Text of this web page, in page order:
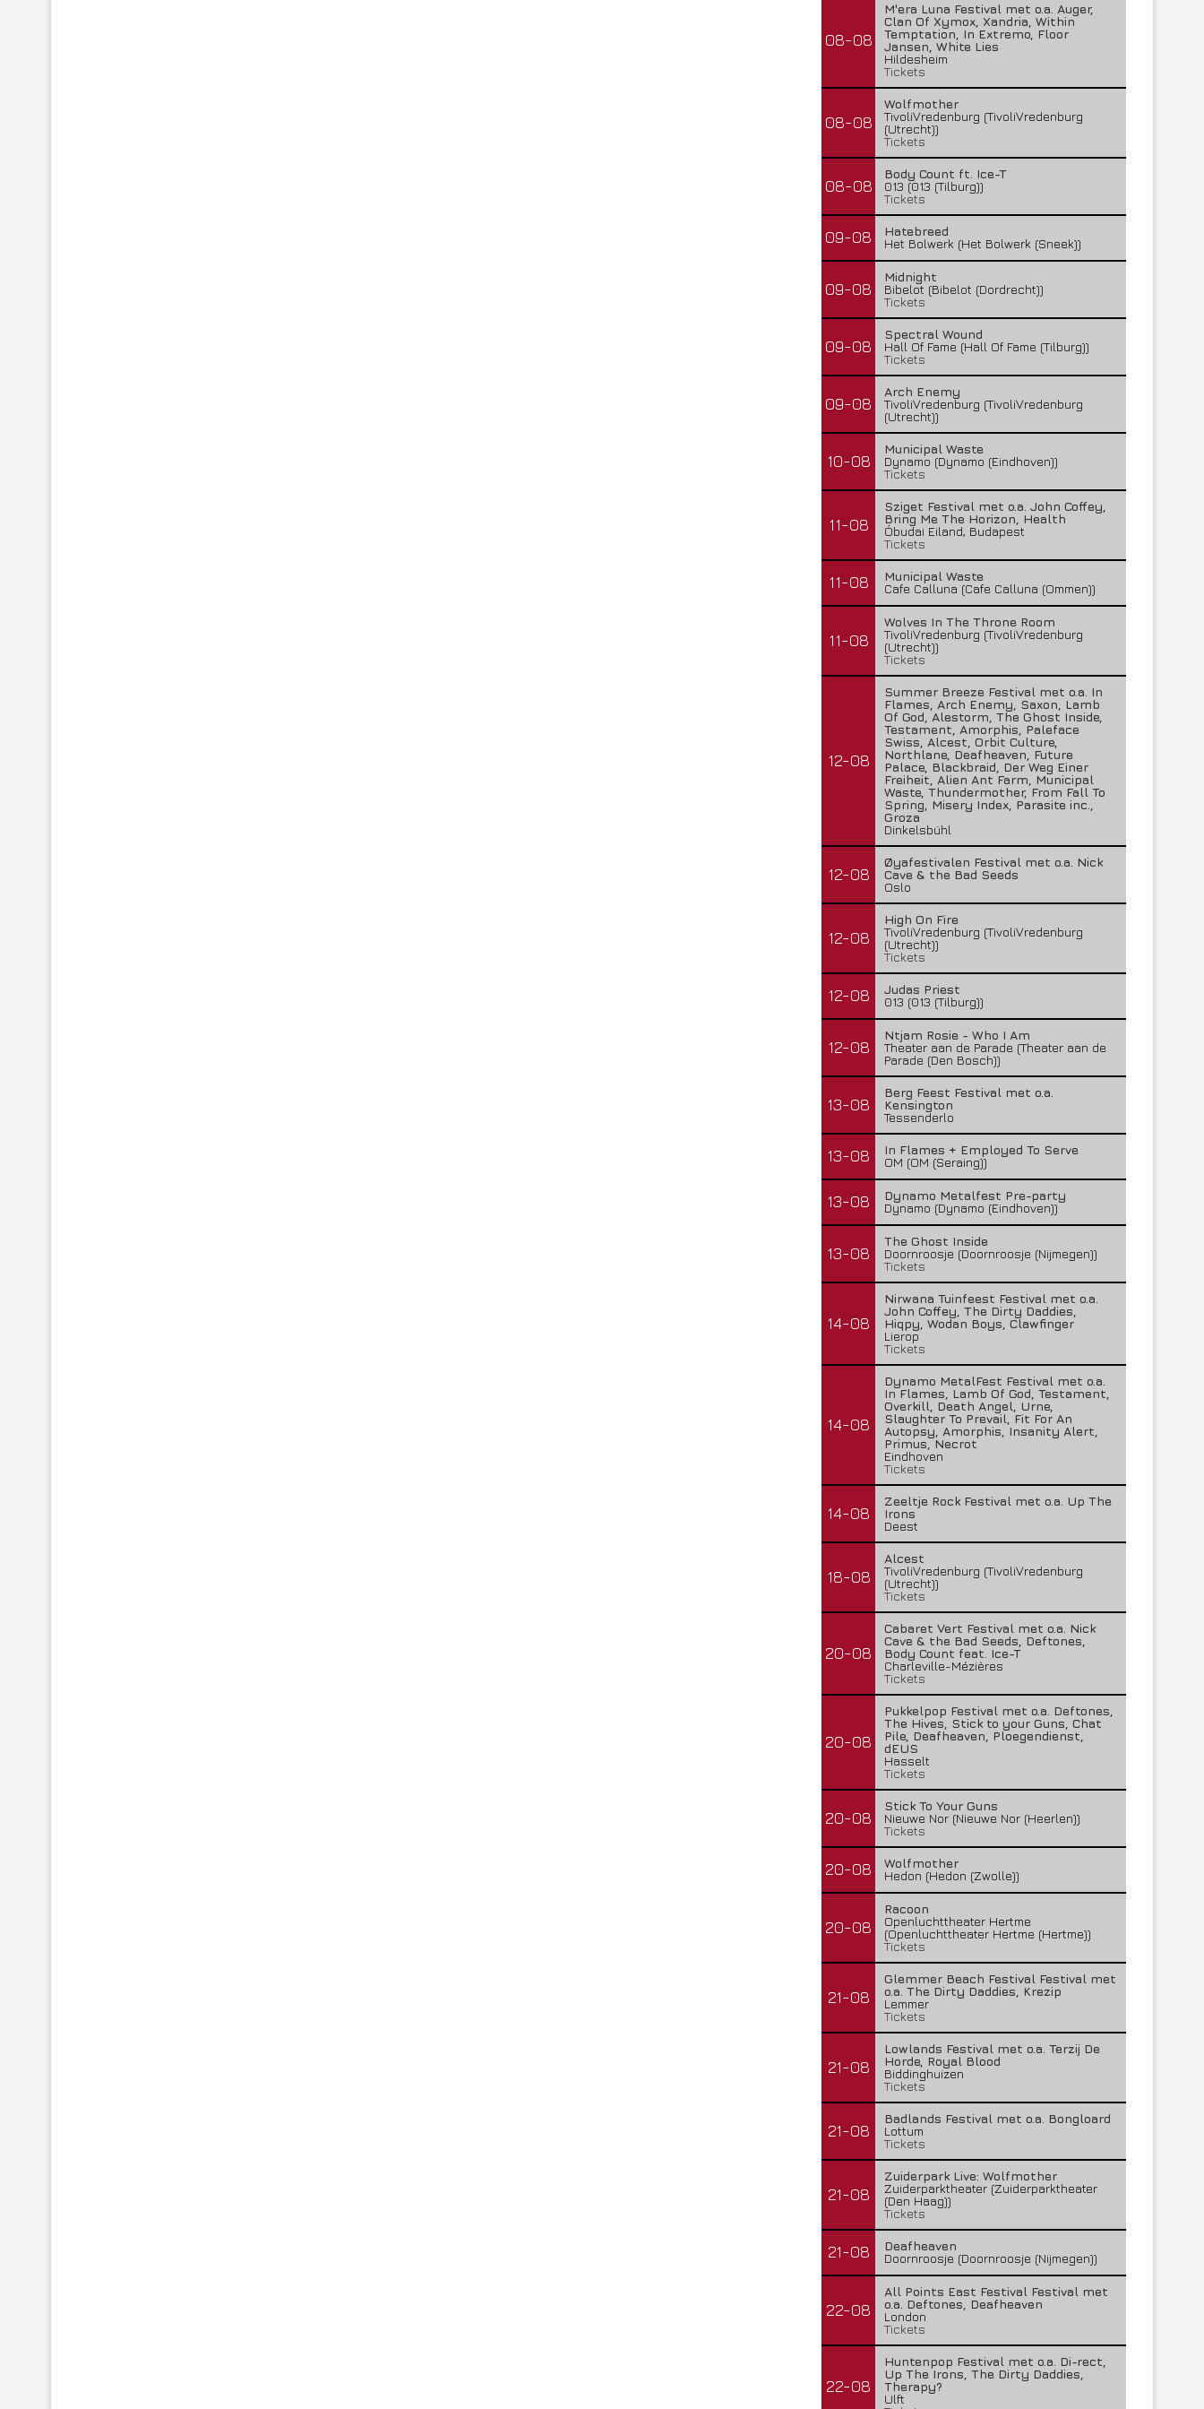
08-08
M'era Luna Festival met o.a. Auger,
Clan Of Xymox, Xandria, Within
Temptation, In Extremo, Floor
Jansen, White Lies
Hildesheim
Tickets
08-08
Wolfmother
TivoliVredenburg (TivoliVredenburg
(Utrecht))
Tickets
08-08
Body Count ft. Ice-T
013 (013 (Tilburg))
Tickets
09-08
Hatebreed
Het Bolwerk (Het Bolwerk (Sneek))
09-08
Midnight
Bibelot (Bibelot (Dordrecht))
Tickets
09-08
Spectral Wound
Hall Of Fame (Hall Of Fame (Tilburg))
Tickets
09-08
Arch Enemy
TivoliVredenburg (TivoliVredenburg
(Utrecht))
10-08
Municipal Waste
Dynamo (Dynamo (Eindhoven))
Tickets
11-08
Sziget Festival met o.a. John Coffey,
Bring Me The Horizon, Health
Óbudai Eiland, Budapest
Tickets
11-08
Municipal Waste
Cafe Calluna (Cafe Calluna (Ommen))
11-08
Wolves In The Throne Room
TivoliVredenburg (TivoliVredenburg
(Utrecht))
Tickets
12-08
Summer Breeze Festival met o.a. In
Flames, Arch Enemy, Saxon, Lamb
Of God, Alestorm, The Ghost Inside,
Testament, Amorphis, Paleface
Swiss, Alcest, Orbit Culture,
Northlane, Deafheaven, Future
Palace, Blackbraid, Der Weg Einer
Freiheit, Alien Ant Farm, Municipal
Waste, Thundermother, From Fall To
Spring, Misery Index, Parasite inc.,
Groza
Dinkelsbühl
12-08
Øyafestivalen Festival met o.a. Nick
Cave & the Bad Seeds
Oslo
12-08
High On Fire
TivoliVredenburg (TivoliVredenburg
(Utrecht))
Tickets
12-08
Judas Priest
013 (013 (Tilburg))
12-08
Ntjam Rosie - Who I Am
Theater aan de Parade (Theater aan de
Parade (Den Bosch))
13-08
Berg Feest Festival met o.a.
Kensington
Tessenderlo
13-08
In Flames + Employed To Serve
OM (OM (Seraing))
13-08
Dynamo Metalfest Pre-party
Dynamo (Dynamo (Eindhoven))
13-08
The Ghost Inside
Doornroosje (Doornroosje (Nijmegen))
Tickets
14-08
Nirwana Tuinfeest Festival met o.a.
John Coffey, The Dirty Daddies,
Hiqpy, Wodan Boys, Clawfinger
Lierop
Tickets
14-08
Dynamo MetalFest Festival met o.a.
In Flames, Lamb Of God, Testament,
Overkill, Death Angel, Urne,
Slaughter To Prevail, Fit For An
Autopsy, Amorphis, Insanity Alert,
Primus, Necrot
Eindhoven
Tickets
14-08
Zeeltje Rock Festival met o.a. Up The
Irons
Deest
18-08
Alcest
TivoliVredenburg (TivoliVredenburg
(Utrecht))
Tickets
20-08
Cabaret Vert Festival met o.a. Nick
Cave & the Bad Seeds, Deftones,
Body Count feat. Ice-T
Charleville-Mézières
Tickets
20-08
Pukkelpop Festival met o.a. Deftones,
The Hives, Stick to your Guns, Chat
Pile, Deafheaven, Ploegendienst,
dEUS
Hasselt
Tickets
20-08
Stick To Your Guns
Nieuwe Nor (Nieuwe Nor (Heerlen))
Tickets
20-08
Wolfmother
Hedon (Hedon (Zwolle))
20-08
Racoon
Openluchttheater Hertme
(Openluchttheater Hertme (Hertme))
Tickets
21-08
Glemmer Beach Festival Festival met
o.a. The Dirty Daddies, Krezip
Lemmer
Tickets
21-08
Lowlands Festival met o.a. Terzij De
Horde, Royal Blood
Biddinghuizen
Tickets
21-08
Badlands Festival met o.a. Bongloard
Lottum
Tickets
21-08
Zuiderpark Live: Wolfmother
Zuiderparktheater (Zuiderparktheater
(Den Haag))
Tickets
21-08
Deafheaven
Doornroosje (Doornroosje (Nijmegen))
22-08
All Points East Festival Festival met
o.a. Deftones, Deafheaven
London
Tickets
22-08
Huntenpop Festival met o.a. Di-rect,
Up The Irons, The Dirty Daddies,
Therapy?
Ulft